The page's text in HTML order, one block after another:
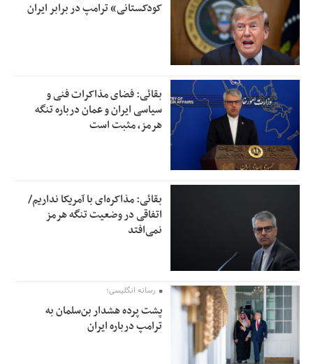
کودکستانی» ترامپ در برابر ایران
بقائی: فضای مذاکرات فنی و
سیاسی ایران و عمان درباره تنگه
هرمز، مثبت است
بقائی: مذاکره‌ای با آمریکا نداریم/
اتفاقی در وضعیت تنگه هرمز
نمی‌افتد
رسانه انگلیسی؛
پشت پرده هشدار بن‌سلمان به
ترامپ درباره ایران